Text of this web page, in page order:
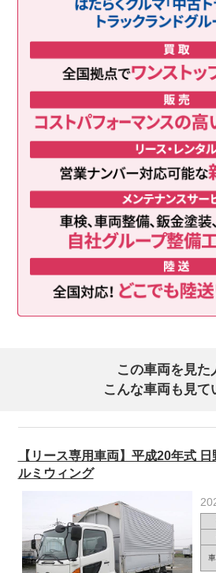
この車両を見た
こんな車両も見て
【リース専用車両】平成20年式
ルミウィング